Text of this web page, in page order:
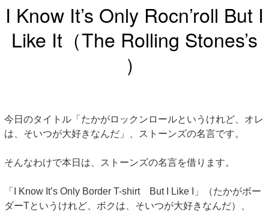
I Know It’s Only Rocn’roll But I
Like It（The Rolling Stones’s
）
今日のタイトル「たかがロックンロールというけれど、オレ
は、そいつが大好きなんだ」、ストーンズの名言です。
そんなわけで本日は、ストーンズの名言を借ります。
「I Know It’s Only Border T-shirt But I Like I」（たかがボー
ダーTというけれど、ボクは、そいつが大好きなんだ）、